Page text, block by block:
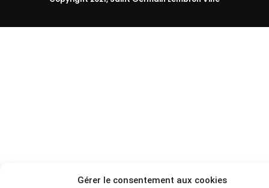
Gérer le consentement aux cookies